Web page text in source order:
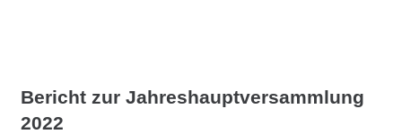
Bericht zur Jahreshauptversammlung
2022